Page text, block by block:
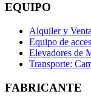
EQUIPO
Alquiler y
Equipo de
Elevadores de
Transporte:
FABRICANTE